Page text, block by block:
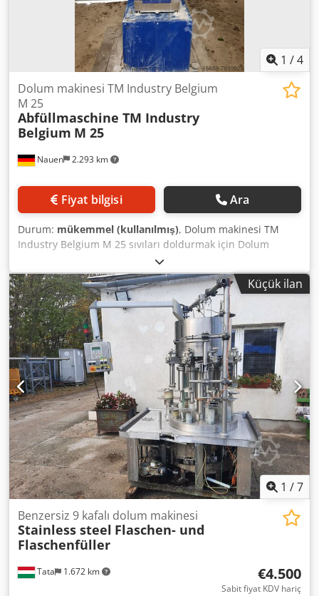
1 /4
Nauen 2.293 km
Dolum makinesi TM Industry Belgium
M 25
Abfüllmaschine TM Industry
Belgium M 25
Fiyat bilgisi Ara
Durum: mükemmel (kullanılmış), Dolum makinesi TM
Industry Belgium M 25 sıvıları doldurmak için Dolum
aralığı 0,5-30kg Dcsdpfeiu H Uvex Al Ijk Çok iyi durumda,
doğrudan üretimden!!!
Küçük ilan
1 /7
Tata 1.672 km
Benzersiz 9 kafalı dolum makinesi
Stainless steel Flaschen- und
Flaschenfüller
€4.500
Sabit fiyat KDV hariç